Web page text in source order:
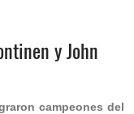
y John
campeones del